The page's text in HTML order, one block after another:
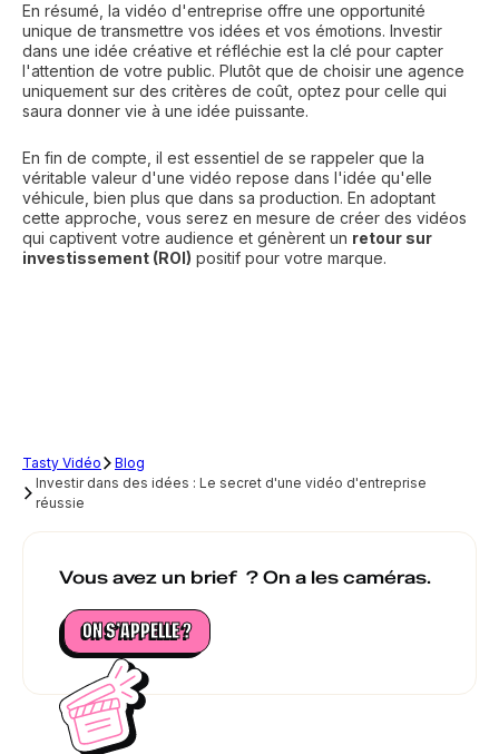
En résumé, la vidéo d'entreprise offre une opportunité
unique de transmettre vos idées et vos émotions. Investir
dans une idée créative et réfléchie est la clé pour capter
l'attention de votre public. Plutôt que de choisir une agence
uniquement sur des critères de coût, optez pour celle qui
saura donner vie à une idée puissante.
En fin de compte, il est essentiel de se rappeler que la
véritable valeur d'une vidéo repose dans l'idée qu'elle
véhicule, bien plus que dans sa production. En adoptant
cette approche, vous serez en mesure de créer des vidéos
qui captivent votre audience et génèrent un retour sur
investissement (ROI) positif pour votre marque.
Tasty Vidéo
Blog
Investir dans des idées : Le secret d'une vidéo d'entreprise
réussie
Vous avez un brief ? On a les caméras.
ON S’APPELLE ?